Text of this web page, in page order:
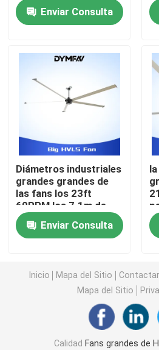
Fans residenciales de HVLS
Fans de techo de HVLS
Fans de poca velocidad en
Fans de techo industriales
Fans de techo grandes de la
Fans de techo del taller
Enviar Consulta
Diámetros industriales
grandes grandes de
las fans los 23ft
60RPM los 7.1m de
Hvls del movimiento de
aire
Enviar Consulta
Inicio Mapa del Sitio
Mapa del Sitio
Calidad Fans grandes de